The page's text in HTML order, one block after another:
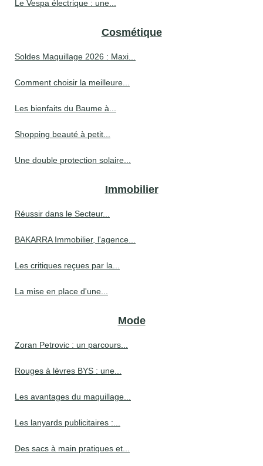
Le Vespa électrique : une...
Cosmétique
Soldes Maquillage 2026 : Maxi...
Comment choisir la meilleure...
Les bienfaits du Baume à...
Shopping beauté à petit...
Une double protection solaire...
Immobilier
Réussir dans le Secteur...
BAKARRA Immobilier, l'agence...
Les critiques reçues par la...
La mise en place d'une...
Mode
Zoran Petrovic : un parcours...
Rouges à lèvres BYS : une...
Les avantages du maquillage...
Les lanyards publicitaires :...
Des sacs à main pratiques et...